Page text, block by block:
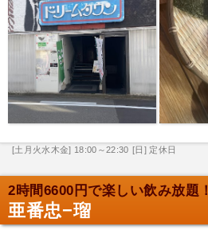
[土月火水木金] 18:00～22:30 [日] 定休日
2時間6600円で楽しい飲み放題！
亜番忠−瑠